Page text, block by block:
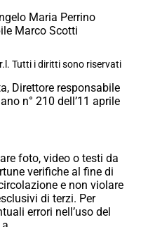
Maria Perrino
Marco Scotti
Tutti i diritti sono riservati
Direttore responsabile
n° 210 dell’11 aprile
foto, video o testi da
verifiche al fine di
e non violare
di terzi. Per
errori nell’uso del